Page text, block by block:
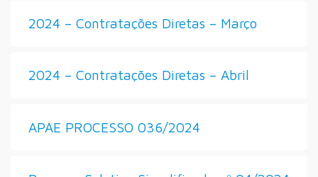
2024 – Contratações Diretas – Março
2024 – Contratações Diretas – Abril
APAE PROCESSO 036/2024